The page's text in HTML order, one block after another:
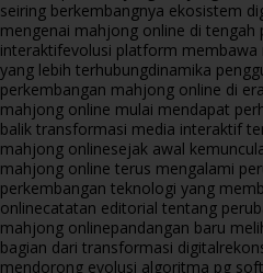
seiring berkembangnya ekosistem
mengenai mahjong online di tengah
interaktifevolusi platform
yang lebih terhubungdinamika
perkembangan mahjong online di
mahjong online mulai mendapat
balik transformasi media interaktif
mahjong onlinesejak awal
mahjong online terus mengalami
perkembangan teknologi yang
onlinecatatan editorial tentang
mahjong onlinepandangan baru
bagian dari transformasi digital
mendorong evolusi algoritma pg soft